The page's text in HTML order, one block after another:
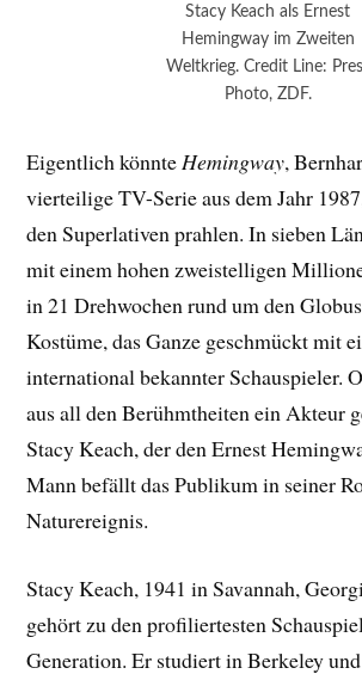
Stacy Keach als Ernest
Hemingway im Zweiten
Weltkrieg. Credit Line:
Photo, ZDF.
Eigentlich könnteHemingway,
vierteilige TV-Serie aus dem Jahr
den Superlativen prahlen. In sieben
mit einem hohen zweistelligen
in 21 Drehwochen rund um den
Kostüme, das Ganze geschmückt mit
international bekannter Schauspieler.
aus all den Berühmtheiten ein Akteur
Stacy Keach, der den Ernest
Mann befällt das Publikum in seiner
Naturereignis.
Stacy Keach, 1941 in Savannah,
gehört zu den profiliertesten
Generation. Er studiert in Berkeley